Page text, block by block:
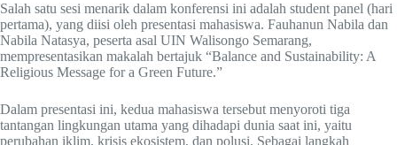
Salah satu sesi menarik dalam konferensi ini adalah student panel (hari
pertama), yang diisi oleh presentasi mahasiswa. Fauhanun Nabila dan
Nabila Natasya, peserta asal UIN Walisongo Semarang,
mempresentasikan makalah bertajuk “Balance and Sustainability: A
Religious Message for a Green Future.”
Dalam presentasi ini, kedua mahasiswa tersebut menyoroti tiga
tantangan lingkungan utama yang dihadapi dunia saat ini, yaitu
perubahan iklim, krisis ekosistem, dan polusi. Sebagai langkah